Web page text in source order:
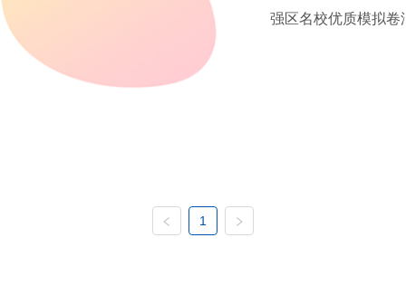
强区名校优质模拟
1